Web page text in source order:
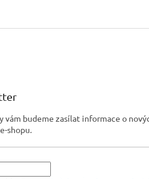
vám budeme zasílat informace o
shopu.